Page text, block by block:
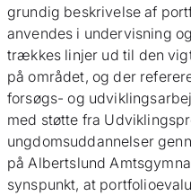
grundig beskrivelse af
anvendes i undervisning
trækkes linjer ud til den
på området, og der
forsøgs- og
med støtte fra
ungdomsuddannelser
på Albertslund
synspunkt, at